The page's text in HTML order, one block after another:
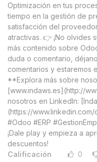
Optimización en tus
tiempo en la gestión de
satisfacción del
atractivas. 👉 ¡No olvides
más contenido sobre
duda o comentario,
comentarios y estaremos
**Explora más sobre
[www.indaws.es](http://
nosotros en LinkedIn:
(https://
#Odoo #ERP
¡Dale play y empieza a
descuentos!
Calificación
0